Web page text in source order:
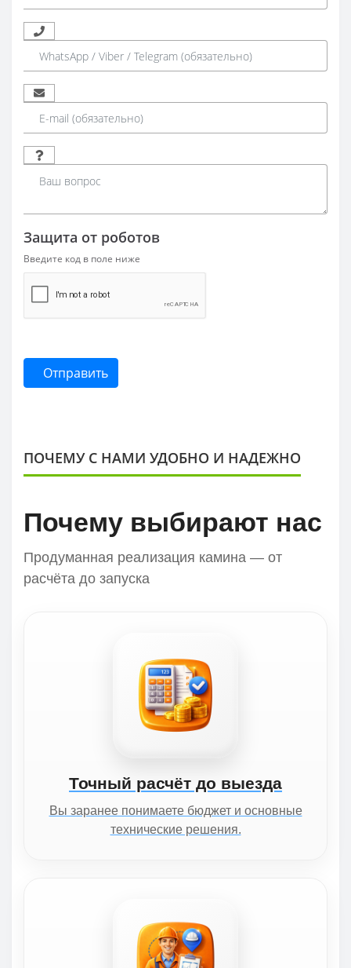
Защита от роботов
Введите код в поле ниже
Отправить
ПОЧЕМУ С НАМИ УДОБНО И НАДЕЖНО
Почему выбирают нас
Продуманная реализация камина — от
расчёта до запуска
Точный расчёт до выезда
Вы заранее понимаете бюджет и основные
технические решения.